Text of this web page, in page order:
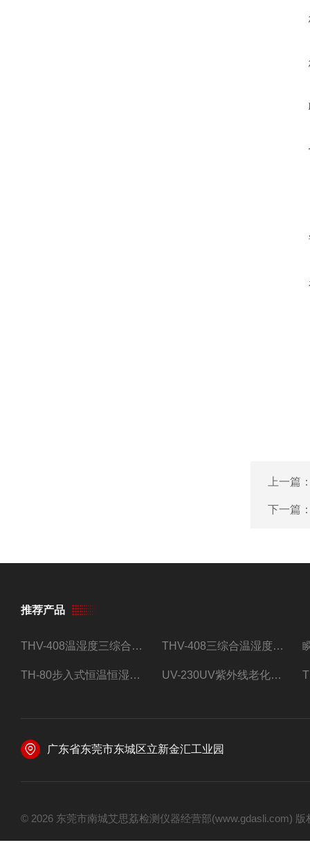
上一篇
下一篇
推荐产品
THV-408温湿度三综合试验箱 THV-408三综合温湿度振动试验箱
TH-80步入式恒温恒湿试验房 UV-230UV紫外线老化试验箱
广东省东莞市东城区立新金汇工业园
© 2026 东莞市南城艾思荔检测仪器经营部(www.gdasli.com)